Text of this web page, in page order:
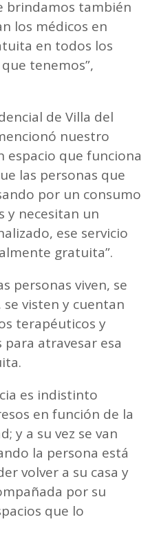
brindamos también
los médicos en
en todos los
tenemos”,
de Villa del
nuestro
espacio que funciona
las personas que
por un consumo
y necesitan un
ese servicio
gratuita”.
personas viven, se
visten y cuentan
terapéuticos y
atravesar esa
es indistinto
en función de la
y a su vez se van
la persona está
volver a su casa y
por su
que lo